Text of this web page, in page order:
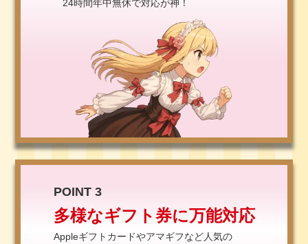
24時間年中無休で対応が神！
POINT 3
多様なギフト券に万能対応
Appleギフトカードやアマギフなど人気の